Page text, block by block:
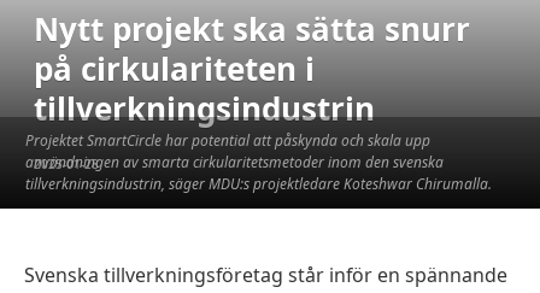
Projektet SmartCircle har potential att påskynda och skala upp
användningen av smarta cirkularitetsmetoder inom den svenska
tillverkningsindustrin, säger MDU:s projektledare Koteshwar Chirumalla.
Nytt projekt ska sätta snurr
på cirkulariteten i
tillverkningsindustrin
2025-01-28
Svenska tillverkningsföretag står inför en spännande